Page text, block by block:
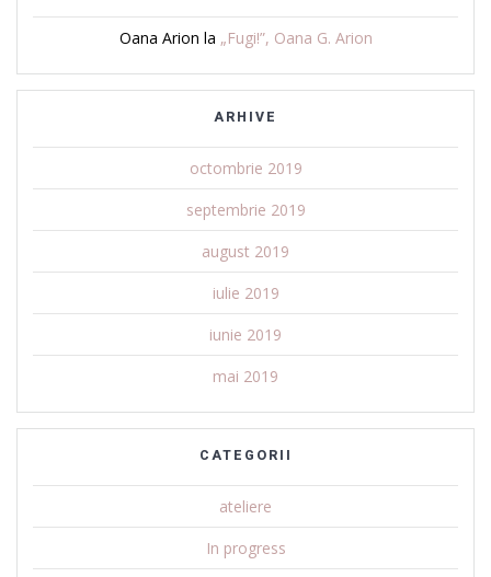
Oana Arion la „Fugi!”, Oana G. Arion
ARHIVE
octombrie 2019
septembrie 2019
august 2019
iulie 2019
iunie 2019
mai 2019
CATEGORII
ateliere
In progress